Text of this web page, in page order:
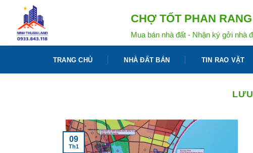
dung
CHỢ TỐT PHAN
Mua bán nhà đất - Nhận ký gởi nhà
TRANG CHỦ NHÀ ĐẤT BÁN TIN RAO VẶT
09
Th1